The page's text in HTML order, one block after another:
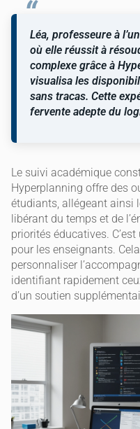
Léa, professeure à
où elle réussit à
complexe grâce à
visualisa les
sans tracas. Cette
fervente adepte du
Le suivi académique
Hyperplanning offre des
étudiants, allégeant ainsi
libérant du temps et de
priorités éducatives. C’est
pour les enseignants.
personnaliser
identifiant rapidement
d’un soutien